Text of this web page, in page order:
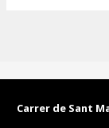
Carrer de